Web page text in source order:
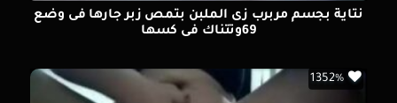
نتاية بجسم مربرب زى الملبن بتمص زبر جارها فى وضع
69وتتناك فى كسها
1352%